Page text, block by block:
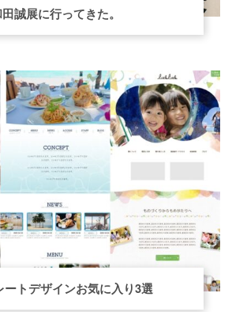
誠展に行ってきた。
ートデザインお気に入り3選